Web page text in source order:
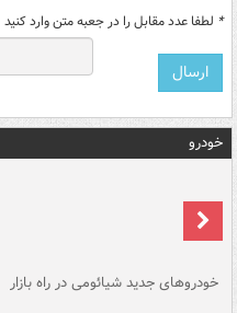
* لطفا عدد مقابل را در جعبه متن وارد کنید
خودرو
خودروهای جدید شیائومی در راه بازار